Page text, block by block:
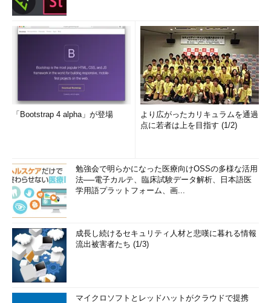
「Bootstrap 4 alpha」が登場
より広がったカリキュラムを通過
点に若者は上を目指す (1/2)
勉強会で明らかになった医療向けOSSの多様な活用
法──電子カルテ、臨床試験データ解析、日本語医
学用語プラットフォーム、画...
成長し続けるセキュリティ人材と悲嘆に暮れる情報
流出被害者たち (1/3)
マイクロソフトとレッドハットがクラウドで提携